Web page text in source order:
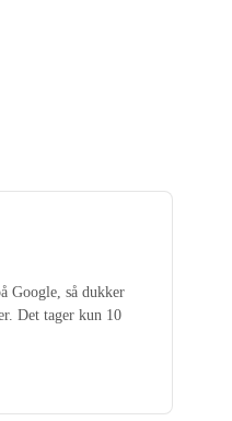
Google, så dukker
Det tager kun 10